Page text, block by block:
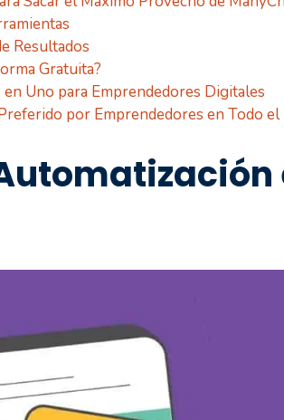
Resultados
Gratuita?
Uno para Emprendedores Digitales
por Emprendedores en Todo